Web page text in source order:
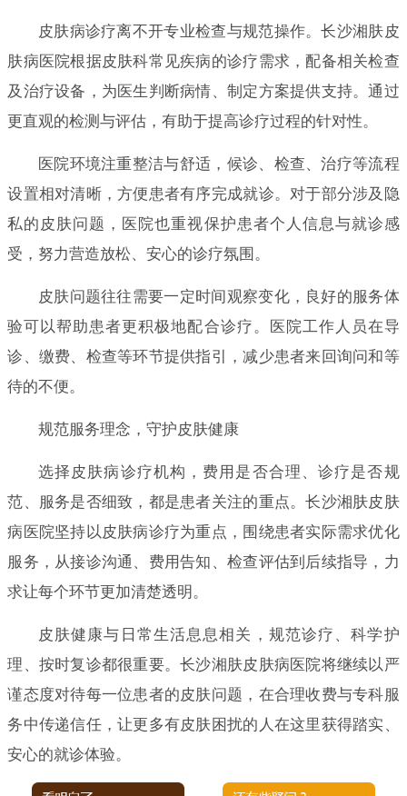
皮肤病诊疗离不开专业检查与规范操作。长沙湘肤皮
肤病医院根据皮肤科常见疾病的诊疗需求，配备相关检查
及治疗设备，为医生判断病情、制定方案提供支持。通过
更直观的检测与评估，有助于提高诊疗过程的针对性。
医院环境注重整洁与舒适，候诊、检查、治疗等流程
设置相对清晰，方便患者有序完成就诊。对于部分涉及隐
私的皮肤问题，医院也重视保护患者个人信息与就诊感
受，努力营造放松、安心的诊疗氛围。
皮肤问题往往需要一定时间观察变化，良好的服务体
验可以帮助患者更积极地配合诊疗。医院工作人员在导
诊、缴费、检查等环节提供指引，减少患者来回询问和等
待的不便。
规范服务理念，守护皮肤健康
选择皮肤病诊疗机构，费用是否合理、诊疗是否规
范、服务是否细致，都是患者关注的重点。长沙湘肤皮肤
病医院坚持以皮肤病诊疗为重点，围绕患者实际需求优化
服务，从接诊沟通、费用告知、检查评估到后续指导，力
求让每个环节更加清楚透明。
皮肤健康与日常生活息息相关，规范诊疗、科学护
理、按时复诊都很重要。长沙湘肤皮肤病医院将继续以严
谨态度对待每一位患者的皮肤问题，在合理收费与专科服
务中传递信任，让更多有皮肤困扰的人在这里获得踏实、
安心的就诊体验。